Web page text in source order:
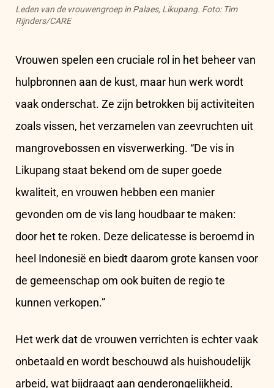
Leden van de vrouwengroep in Palaes, Likupang. Foto: Tim
Rijnders/CARE
Vrouwen spelen een cruciale rol in het beheer van
hulpbronnen aan de kust, maar hun werk wordt
vaak onderschat. Ze zijn betrokken bij activiteiten
zoals vissen, het verzamelen van zeevruchten uit
mangrovebossen en visverwerking. “De vis in
Likupang staat bekend om de super goede
kwaliteit, en vrouwen hebben een manier
gevonden om de vis lang houdbaar te maken:
door het te roken. Deze delicatesse is beroemd in
heel Indonesië en biedt daarom grote kansen voor
de gemeenschap om ook buiten de regio te
kunnen verkopen.”
Het werk dat de vrouwen verrichten is echter vaak
onbetaald en wordt beschouwd als huishoudelijk
arbeid, wat bijdraagt ​​aan genderongelijkheid.